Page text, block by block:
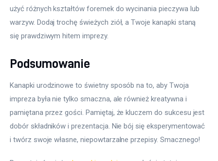
użyć różnych kształtów foremek do wycinania pieczywa lub
warzyw. Dodaj trochę świeżych ziół, a Twoje kanapki staną
się prawdziwym hitem imprezy.
Podsumowanie
Kanapki urodzinowe to świetny sposób na to, aby Twoja
impreza była nie tylko smaczna, ale również kreatywna i
pamiętana przez gości. Pamiętaj, że kluczem do sukcesu jest
dobór składników i prezentacja. Nie bój się eksperymentować
i twórz swoje własne, niepowtarzalne przepisy. Smacznego!